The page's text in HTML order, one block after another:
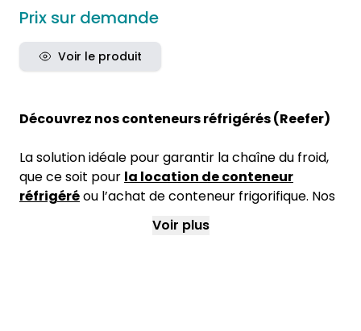
Prix sur demande
Voir le produit
Découvrez nos conteneurs réfrigérés (Reefer)
La solution idéale pour garantir la chaîne du froid,
que ce soit pour la location de conteneur
réfrigéréou l’achat de conteneur frigorifique. Nos
unités, robustes et certifiées ISO, assurent une
conservation optimale de vos produits, du froid
Voir plus